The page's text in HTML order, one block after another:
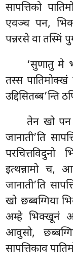
सापत्तिको
एवञ्च पन,
पन्नरसे वा
‘सुणातु मे
तस्स
उद्दिसितब्ब’न्ति
तेन खो पन
जानाती’ति
परचित्तविदुनो
इत्थन्नामो च,
जानाती’ति
खो छब्बग्गिया
अम्हे भिक्खूनं
आवुसो,
सापत्तिकाव